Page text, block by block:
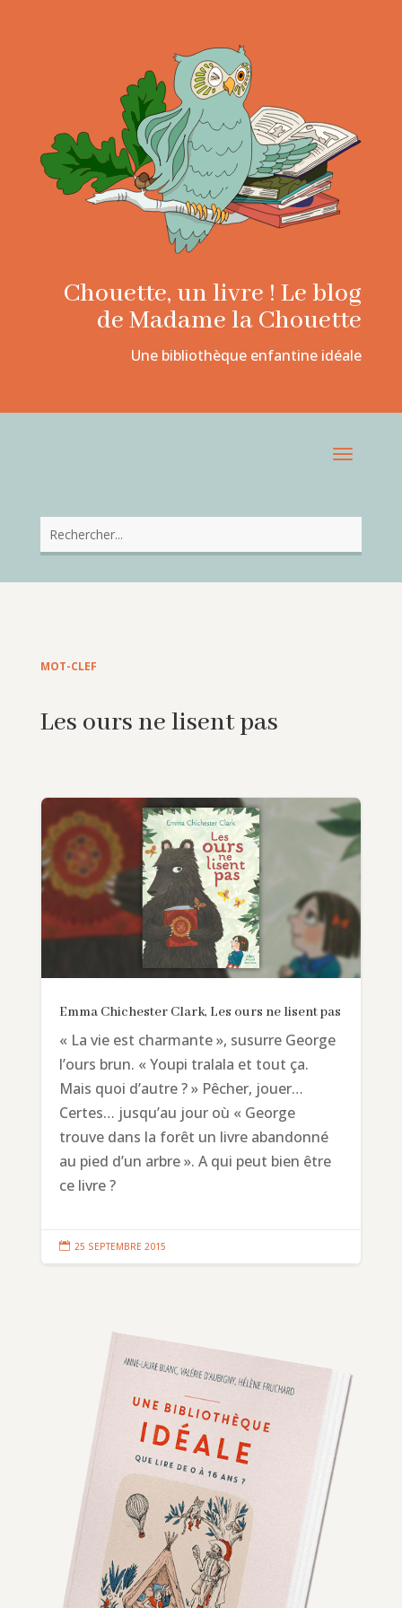
Chouette, un livre ! Le blog
de Madame la Chouette
Une bibliothèque enfantine idéale
MOT-CLEF
Les ours ne lisent pas
Emma Chichester Clark, Les ours ne lisent pas
« La vie est charmante », susurre George
l’ours brun. « Youpi tralala et tout ça.
Mais quoi d’autre ? » Pêcher, jouer…
Certes… jusqu’au jour où « George
trouve dans la forêt un livre abandonné
au pied d’un arbre ». A qui peut bien être
ce livre ?
 25 SEPTEMBRE 2015